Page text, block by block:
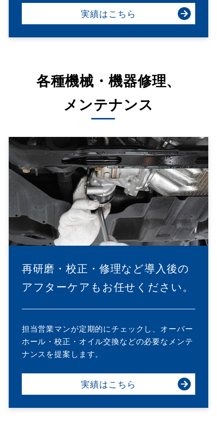
実績はこちら
各種機械・機器修理、
メンテナンス
再研磨・校正・修理など導入後の
アフターケアもお任せください。
担当営業マンが定期的にチェックし、オーバー
ホール・校正・オイル交換などの必要なメンテ
ナンスを提案します。
実績はこちら